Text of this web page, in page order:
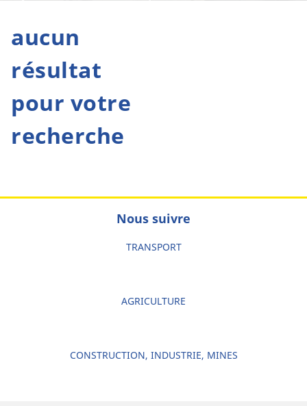
aucun
résultat
pour votre
recherche
Nous suivre
TRANSPORT
AGRICULTURE
CONSTRUCTION, INDUSTRIE, MINES